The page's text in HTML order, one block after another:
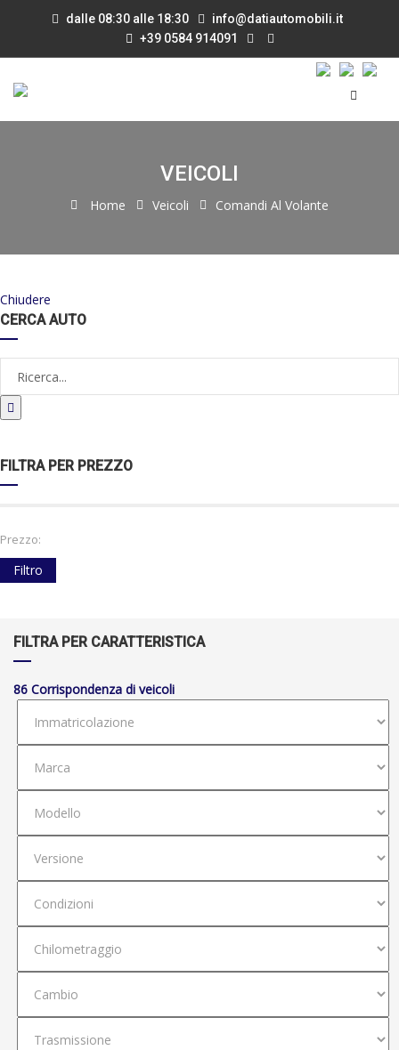
dalle 08:30 alle 18:30
info@datiautomobili.it
+39 0584 914091
VEICOLI
Home Veicoli Comandi Al Volante
Chiudere
CERCA AUTO
FILTRA PER PREZZO
Prezzo:
Filtro
FILTRA PER CARATTERISTICA
86 Corrispondenza di veicoli